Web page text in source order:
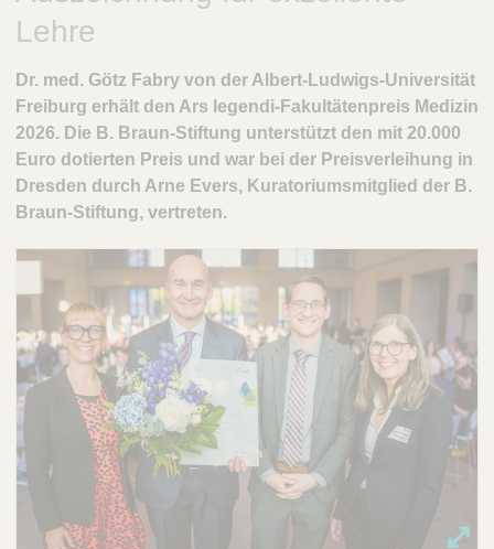
t
t
u
n
g
Lehre
Dr. med. Götz Fabry von der Albert-Ludwigs-Universität
Freiburg erhält den Ars legendi-Fakultätenpreis Medizin
2026. Die B. Braun-Stiftung unterstützt den mit 20.000
Euro dotierten Preis und war bei der Preisverleihung in
Dresden durch Arne Evers, Kuratoriumsmitglied der B.
Braun-Stiftung, vertreten.